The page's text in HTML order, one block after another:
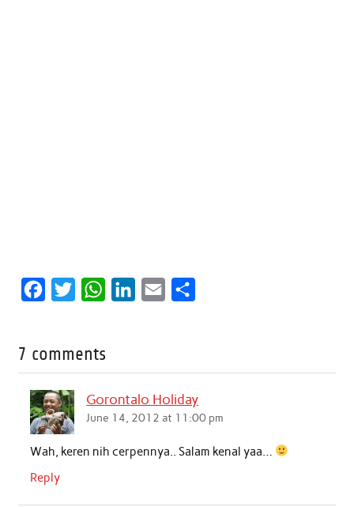
e
o
o
k
t
W
t
A
p
d
n
7 comments
Gorontalo Holiday
June 14, 2012 at 11:00 pm
Wah, keren nih cerpennya.. Salam kenal yaa…
Reply